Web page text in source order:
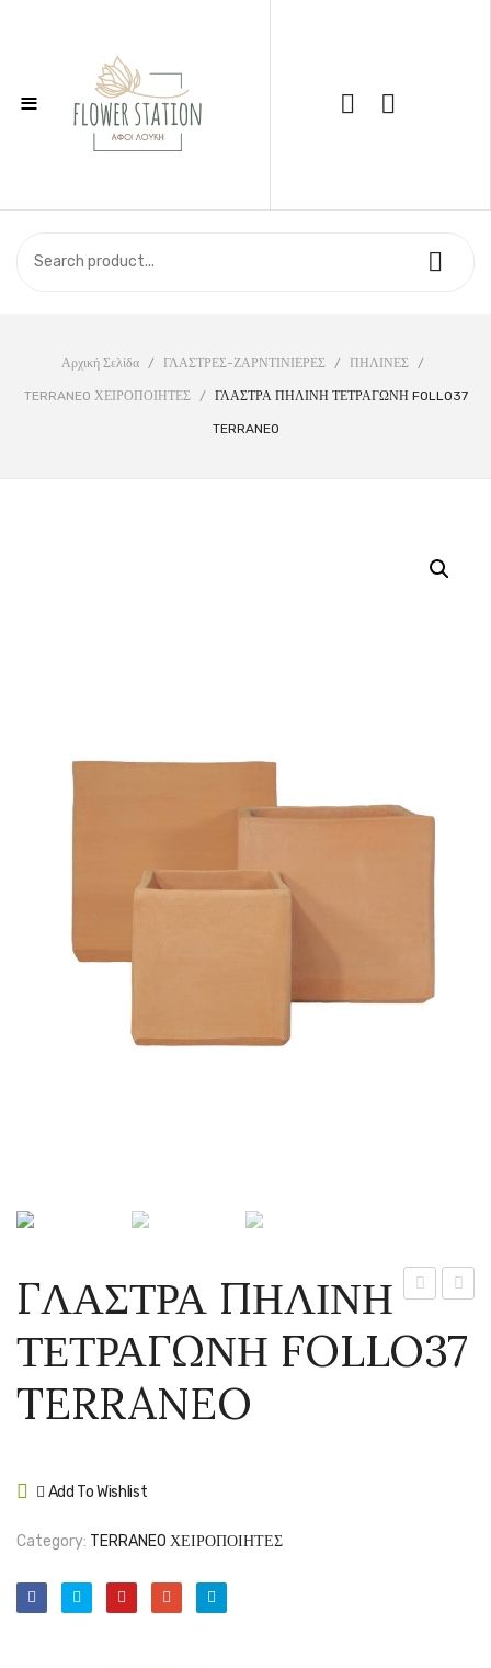
≡
ΕΠΙΚΟΙΝΩΝΊΑ
Αρχική Σελίδα / ΓΛΑΣΤΡΕΣ-ΖΑΡΝΤΙΝΙΕΡΕΣ / ΠΗΛΙΝΕΣ /
TERRANEO ΧΕΙΡΟΠΟΙΗΤΕΣ / ΓΛΑΣΤΡΑ ΠΗΛΙΝΗ ΤΕΤΡΑΓΩΝΗ FOLLO37
TERRANEO
ΓΛΑΣΤΡΑ ΠΗΛΙΝΗ
ΤΕΤΡΑΓΩΝΗ FOLLO37
TERRANEO
Add To Wishlist
Category: TERRANEO ΧΕΙΡΟΠΟΙΗΤΕΣ